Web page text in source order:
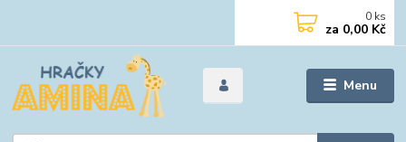
Menu
0 ks
za 0,00 Kč